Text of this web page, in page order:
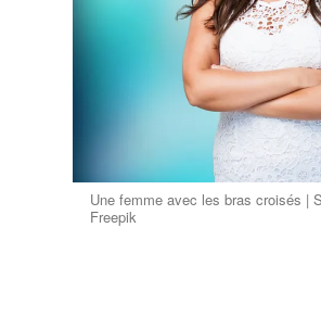
Une femme avec les bras croisés |
Freepik